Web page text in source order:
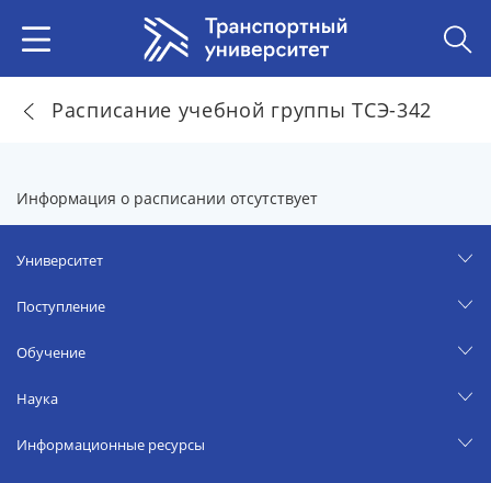
Расписание учебной группы ТСЭ-342
Информация о расписании отсутствует
Университет
Поступление
Обучение
Наука
Информационные ресурсы